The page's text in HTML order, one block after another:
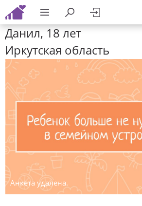
Данил, 18 лет
Иркутская область
Анкета удалена.